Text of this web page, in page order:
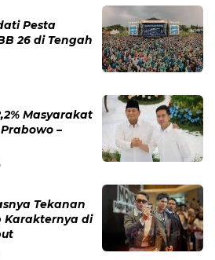
Pesta
26 di Tengah
Masyarakat
–
Tekanan
Karakternya di